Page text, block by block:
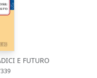
E FUTURO